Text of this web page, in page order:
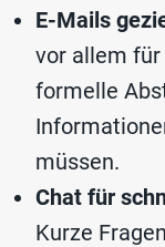
E-Mails
vor allem
formelle
müssen.
Chat für
Kurze